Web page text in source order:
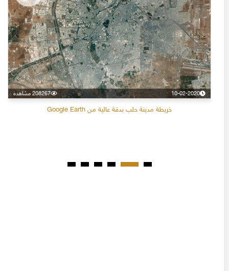
10-02-2020 208267 مشاهدة
خريطة مدينة حلب بدقة عالية من Google Earth